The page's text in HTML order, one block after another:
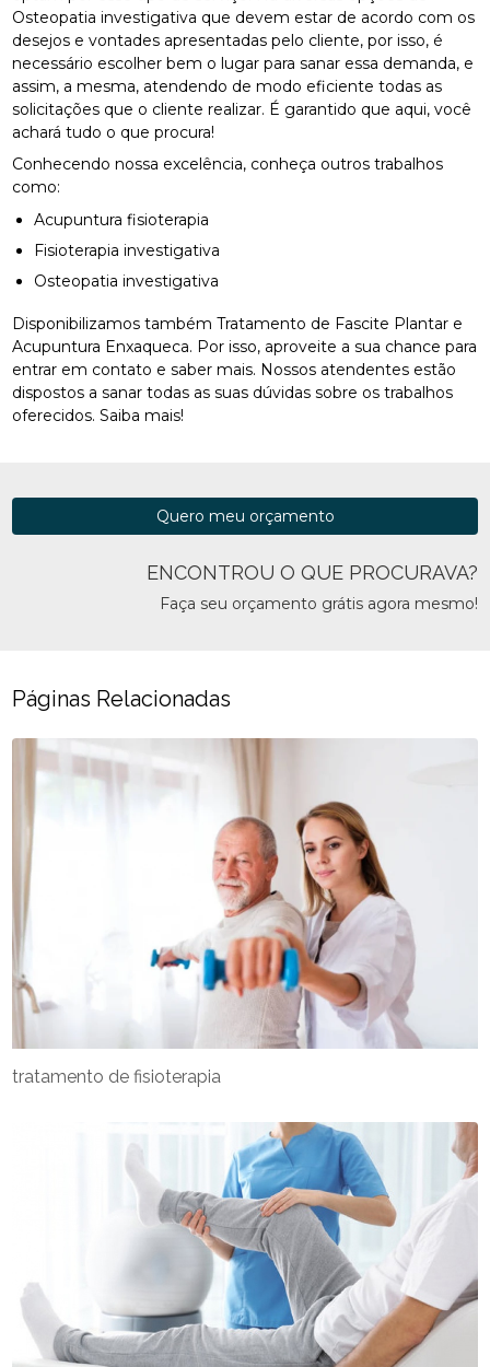
Osteopatia investigativa que devem estar de acordo com os
desejos e vontades apresentadas pelo cliente, por isso, é
necessário escolher bem o lugar para sanar essa demanda, e
assim, a mesma, atendendo de modo eficiente todas as
solicitações que o cliente realizar. É garantido que aqui, você
achará tudo o que procura!
Conhecendo nossa excelência, conheça outros trabalhos
como:
Acupuntura fisioterapia
Fisioterapia investigativa
Osteopatia investigativa
Disponibilizamos também Tratamento de Fascite Plantar e
Acupuntura Enxaqueca. Por isso, aproveite a sua chance para
entrar em contato e saber mais. Nossos atendentes estão
dispostos a sanar todas as suas dúvidas sobre os trabalhos
oferecidos. Saiba mais!
ENCONTROU O QUE PROCURAVA?
Faça seu orçamento grátis agora mesmo!
Quero meu orçamento
Páginas Relacionadas
tratamento de fisioterapia